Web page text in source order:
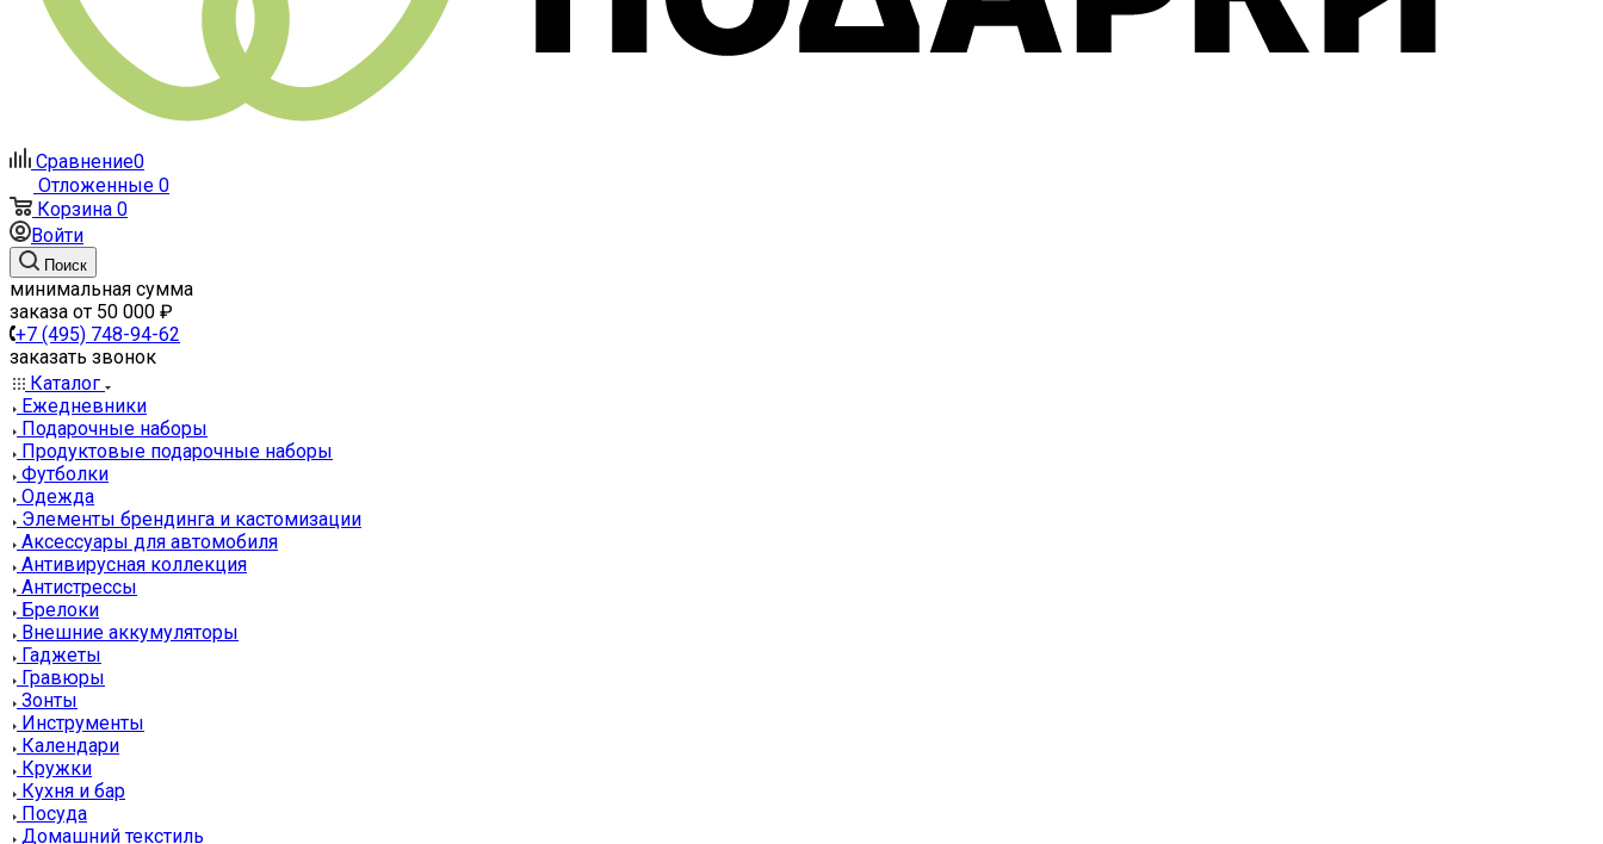
Сравнение0
Отложенные 0
Корзина 0
Войти
Поиск
минимальная сумма
заказа от 50 000 ₽
+7 (495) 748-94-62
заказать звонок
Каталог
Ежедневники
Подарочные наборы
Продуктовые подарочные наборы
Футболки
Одежда
Элементы брендинга и кастомизации
Аксессуары для автомобиля
Антивирусная коллекция
Антистрессы
Брелоки
Внешние аккумуляторы
Гаджеты
Гравюры
Зонты
Инструменты
Календари
Кружки
Кухня и бар
Посуда
Домашний текстиль